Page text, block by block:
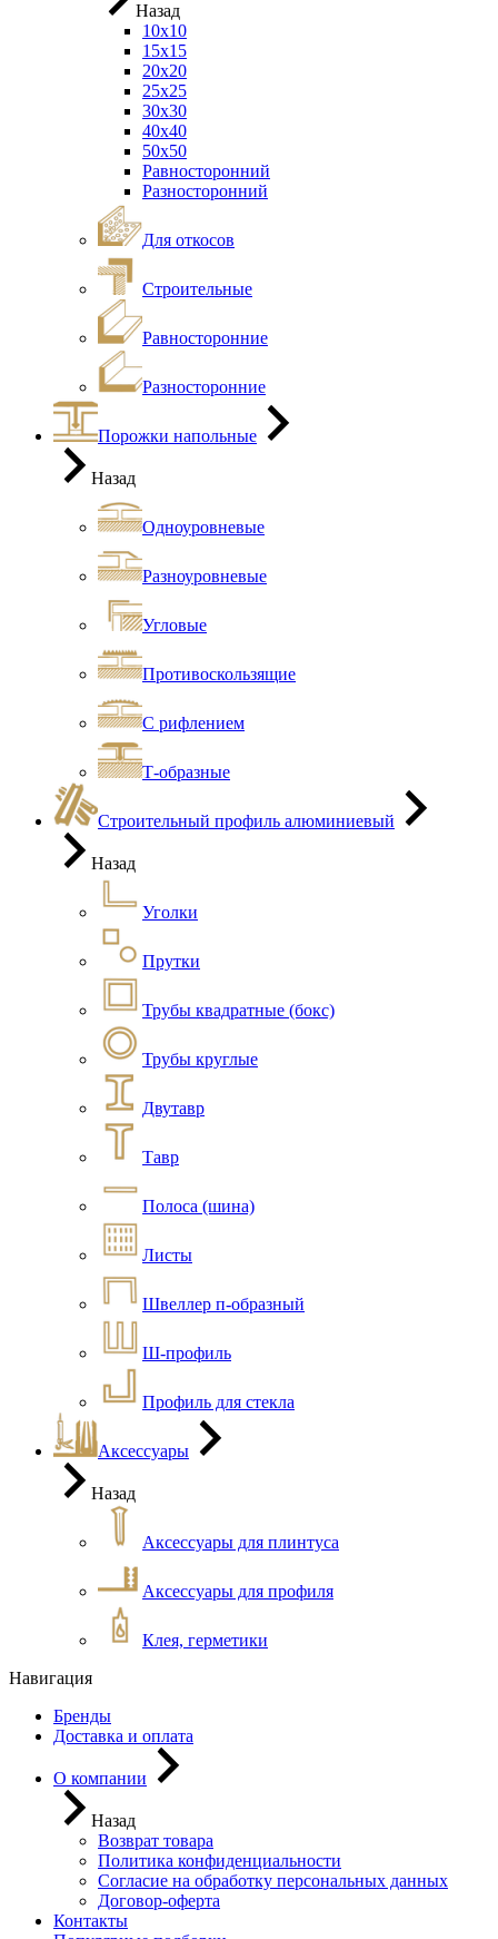
Назад
10х10
15х15
20х20
25х25
30х30
40х40
50х50
Равносторонний
Разносторонний
Для откосов
Строительные
Равносторонние
Разносторонние
Порожки напольные
Назад
Одноуровневые
Разноуровневые
Угловые
Противоскользящие
С рифлением
Т-образные
Строительный профиль алюминиевый
Назад
Уголки
Прутки
Трубы квадратные (бокс)
Трубы круглые
Двутавр
Тавр
Полоса (шина)
Листы
Швеллер п-образный
Ш-профиль
Профиль для стекла
Аксессуары
Назад
Аксессуары для плинтуса
Аксессуары для профиля
Клея, герметики
Навигация
Бренды
Доставка и оплата
О компании
Назад
Возврат товара
Политика конфиденциальности
Согласие на обработку персональных данных
Договор-оферта
Контакты